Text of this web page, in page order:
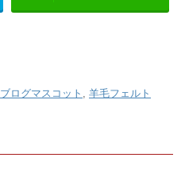
ブログマスコット 羊毛フェルト